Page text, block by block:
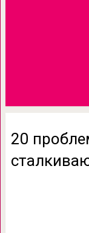
20